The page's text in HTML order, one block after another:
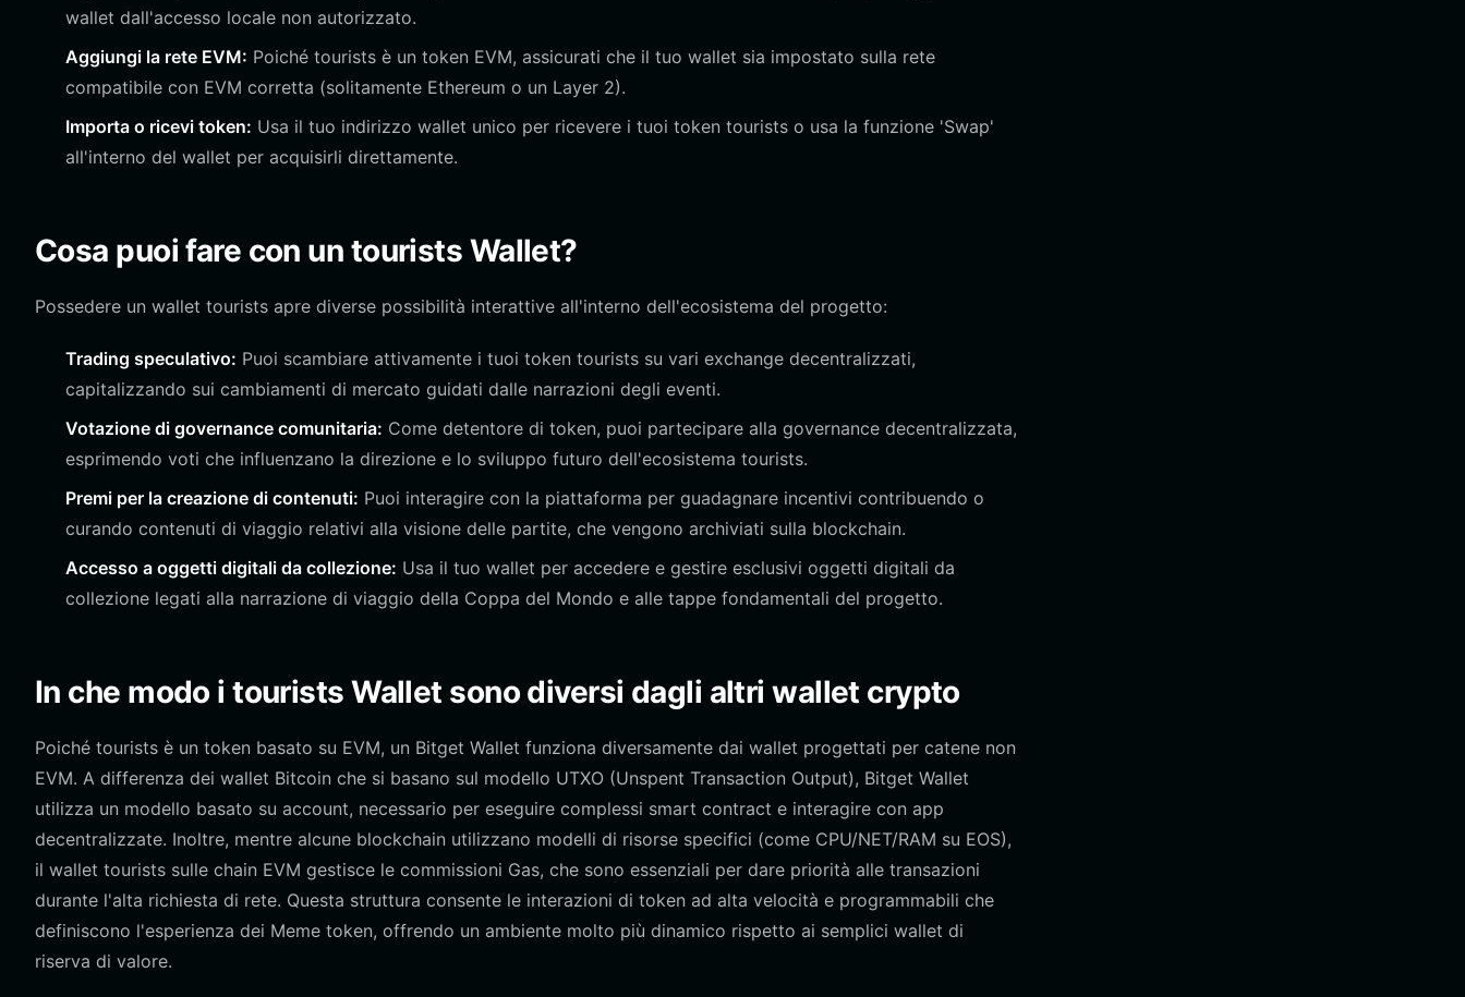
wallet dall'accesso locale non autorizzato.
Aggiungi la rete EVM: Poiché tourists è un token EVM, assicurati che il tuo wallet sia impostato sulla rete
compatibile con EVM corretta (solitamente Ethereum o un Layer 2).
Importa o ricevi token: Usa il tuo indirizzo wallet unico per ricevere i tuoi token tourists o usa la funzione 'Swap'
all'interno del wallet per acquisirli direttamente.
Cosa puoi fare con un tourists Wallet?
Possedere un wallet tourists apre diverse possibilità interattive all'interno dell'ecosistema del progetto:
Trading speculativo: Puoi scambiare attivamente i tuoi token tourists su vari exchange decentralizzati,
capitalizzando sui cambiamenti di mercato guidati dalle narrazioni degli eventi.
Votazione di governance comunitaria: Come detentore di token, puoi partecipare alla governance decentralizzata,
esprimendo voti che influenzano la direzione e lo sviluppo futuro dell'ecosistema tourists.
Premi per la creazione di contenuti: Puoi interagire con la piattaforma per guadagnare incentivi contribuendo o
curando contenuti di viaggio relativi alla visione delle partite, che vengono archiviati sulla blockchain.
Accesso a oggetti digitali da collezione: Usa il tuo wallet per accedere e gestire esclusivi oggetti digitali da
collezione legati alla narrazione di viaggio della Coppa del Mondo e alle tappe fondamentali del progetto.
In che modo i tourists Wallet sono diversi dagli altri wallet crypto
Poiché tourists è un token basato su EVM, un Bitget Wallet funziona diversamente dai wallet progettati per catene non
EVM. A differenza dei wallet Bitcoin che si basano sul modello UTXO (Unspent Transaction Output), Bitget Wallet
utilizza un modello basato su account, necessario per eseguire complessi smart contract e interagire con app
decentralizzate. Inoltre, mentre alcune blockchain utilizzano modelli di risorse specifici (come CPU/NET/RAM su EOS),
il wallet tourists sulle chain EVM gestisce le commissioni Gas, che sono essenziali per dare priorità alle transazioni
durante l'alta richiesta di rete. Questa struttura consente le interazioni di token ad alta velocità e programmabili che
definiscono l'esperienza dei Meme token, offrendo un ambiente molto più dinamico rispetto ai semplici wallet di
riserva di valore.